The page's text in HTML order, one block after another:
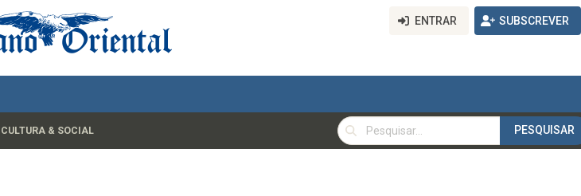
ENTRAR SUBSCREVER
CULTURA & SOCIAL
PESQUISAR
PESQUISAR